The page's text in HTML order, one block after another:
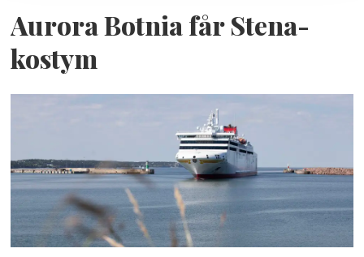
Aurora Botnia får Stena-
kostym